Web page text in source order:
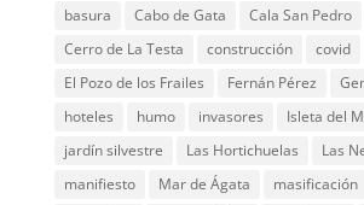
basura
Cabo de Gata Cala San Pedro
Cerro de La Testa
construcción covid
El Pozo de los Frailes
Fernán Pérez
hoteles
humo invasores
Isleta del
jardín silvestre
Las Hortichuelas Las
manifiesto
Mar de Ágata masificación